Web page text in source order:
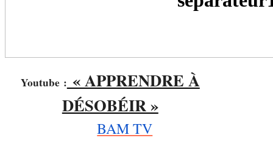
Youtube : « APPRENDRE À
DÉSOBÉIR »
BAM TV